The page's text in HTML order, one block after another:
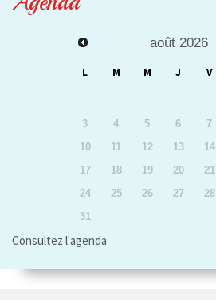
août 2026
L M M J V
3
4 5 6 7
10
11 12 13 14
17
18 19 20 21
24
25 26 27 28
31
Consultez l'agenda